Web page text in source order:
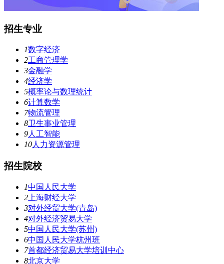
招生专业
1数字经济
2工商管理学
3金融学
4经济学
5概率论与数理统计
6计算数学
7物流管理
8卫生事业管理
9人工智能
10人力资源管理
招生院校
1中国人民大学
2 上海财经大学
3对外经贸大学(青岛)
4对外经济贸易大学
5中国人民大学(苏州)
6中国人民大学杭州班
7首都经济贸易大学培训中心
8北京大学